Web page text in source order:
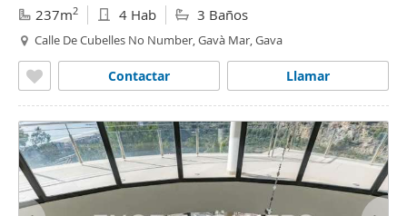
237m2 4 Hab 3 Baños
Calle De Cubelles No Number, Gavà Mar, Gava
Llamar
Contactar